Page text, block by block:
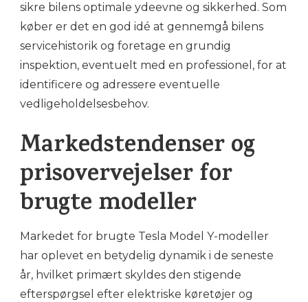
sikre bilens optimale ydeevne og sikkerhed. Som
køber er det en god idé at gennemgå bilens
servicehistorik og foretage en grundig
inspektion, eventuelt med en professionel, for at
identificere og adressere eventuelle
vedligeholdelsesbehov.
Markedstendenser og
prisovervejelser for
brugte modeller
Markedet for brugte Tesla Model Y-modeller
har oplevet en betydelig dynamik i de seneste
år, hvilket primært skyldes den stigende
efterspørgsel efter elektriske køretøjer og